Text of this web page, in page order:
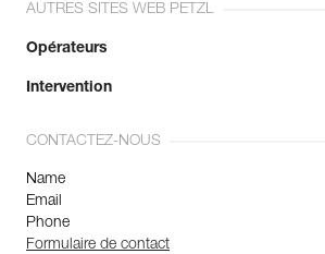
AUTRES SITES WEB PETZL
Opérateurs
Intervention
CONTACTEZ-NOUS
Name
Email
Phone
Formulaire de contact